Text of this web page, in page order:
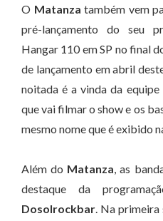
O Matanza também vem
pré-lançamento do seu
Hangar 110 em SP no final
de lançamento em abril
noitada é a vinda da
que vai filmar o show e os
mesmo nome que é exibido
Além do Matanza, as
destaque da
Dosolrockbar. Na primeira